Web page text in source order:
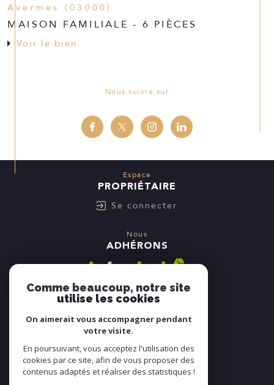
Avermes (03000)
MAISON FAMILIALE - 6 PIÈCES
Voir le bien
Nous suivre sur
Espace
PROPRIÉTAIRE
Se connecter
Nous
ADHÉRONS
Comme beaucoup, notre site
utilise les cookies
On aimerait vous accompagner pendant
votre visite.
En poursuivant, vous acceptez l'utilisation des
cookies par ce site, afin de vous proposer des
contenus adaptés et réaliser des statistiques !